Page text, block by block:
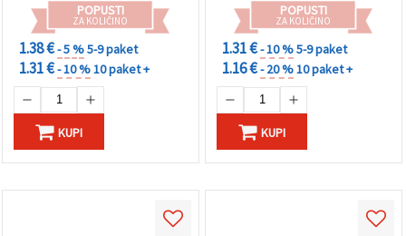
POPUSTI
ZA KOLIČINO
1.38 €- 5 %5-9 paket
1.31 €- 10 %10 paket +
KUPI
POPUSTI
ZA KOLIČINO
1.31 €- 10 %5-9 paket
1.16 €- 20 %10 paket +
KUPI